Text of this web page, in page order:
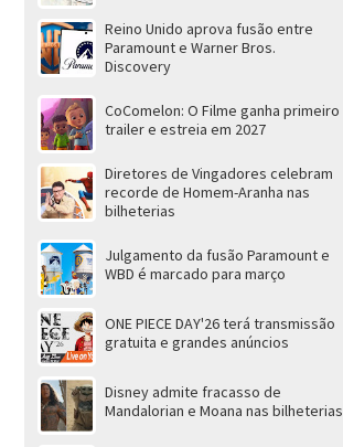
Reino Unido aprova fusão entre
Paramount e Warner Bros.
Discovery
CoComelon: O Filme ganha primeiro
trailer e estreia em 2027
Diretores de Vingadores celebram
recorde de Homem-Aranha nas
bilheterias
Julgamento da fusão Paramount e
WBD é marcado para março
ONE PIECE DAY'26 terá transmissão
gratuita e grandes anúncios
Disney admite fracasso de
Mandalorian e Moana nas bilheterias